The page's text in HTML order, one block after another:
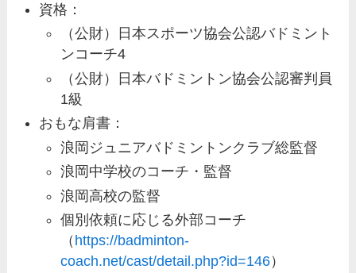
資格：
（公財）日本スポーツ協会公認バドミント
ンコーチ4
（公財）日本バドミントン協会公認審判員
1級
おもな肩書：
浪岡ジュニアバドミントンクラブ総監督
浪岡中学校のコーチ・監督
浪岡高校の監督
個別依頼に応じる外部コーチ
（ https://badminton-
coach.net/cast/detail.php?id=146）